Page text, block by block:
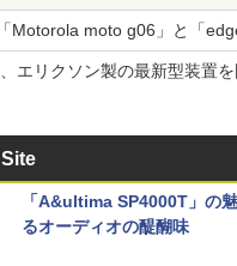
Motorola moto g06」と「
エリクソン製の最新型装置を
「A&ultima SP4000T」の
るオーディオの醍醐味